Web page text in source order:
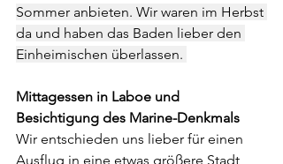
Sommer anbieten. Wir waren im Herbst
da und haben das Baden lieber den
Einheimischen überlassen.
Mittagessen in Laboe und
Besichtigung des Marine-Denkmals
Wir entschieden uns lieber für einen
Ausflug in eine etwas größere Stadt,